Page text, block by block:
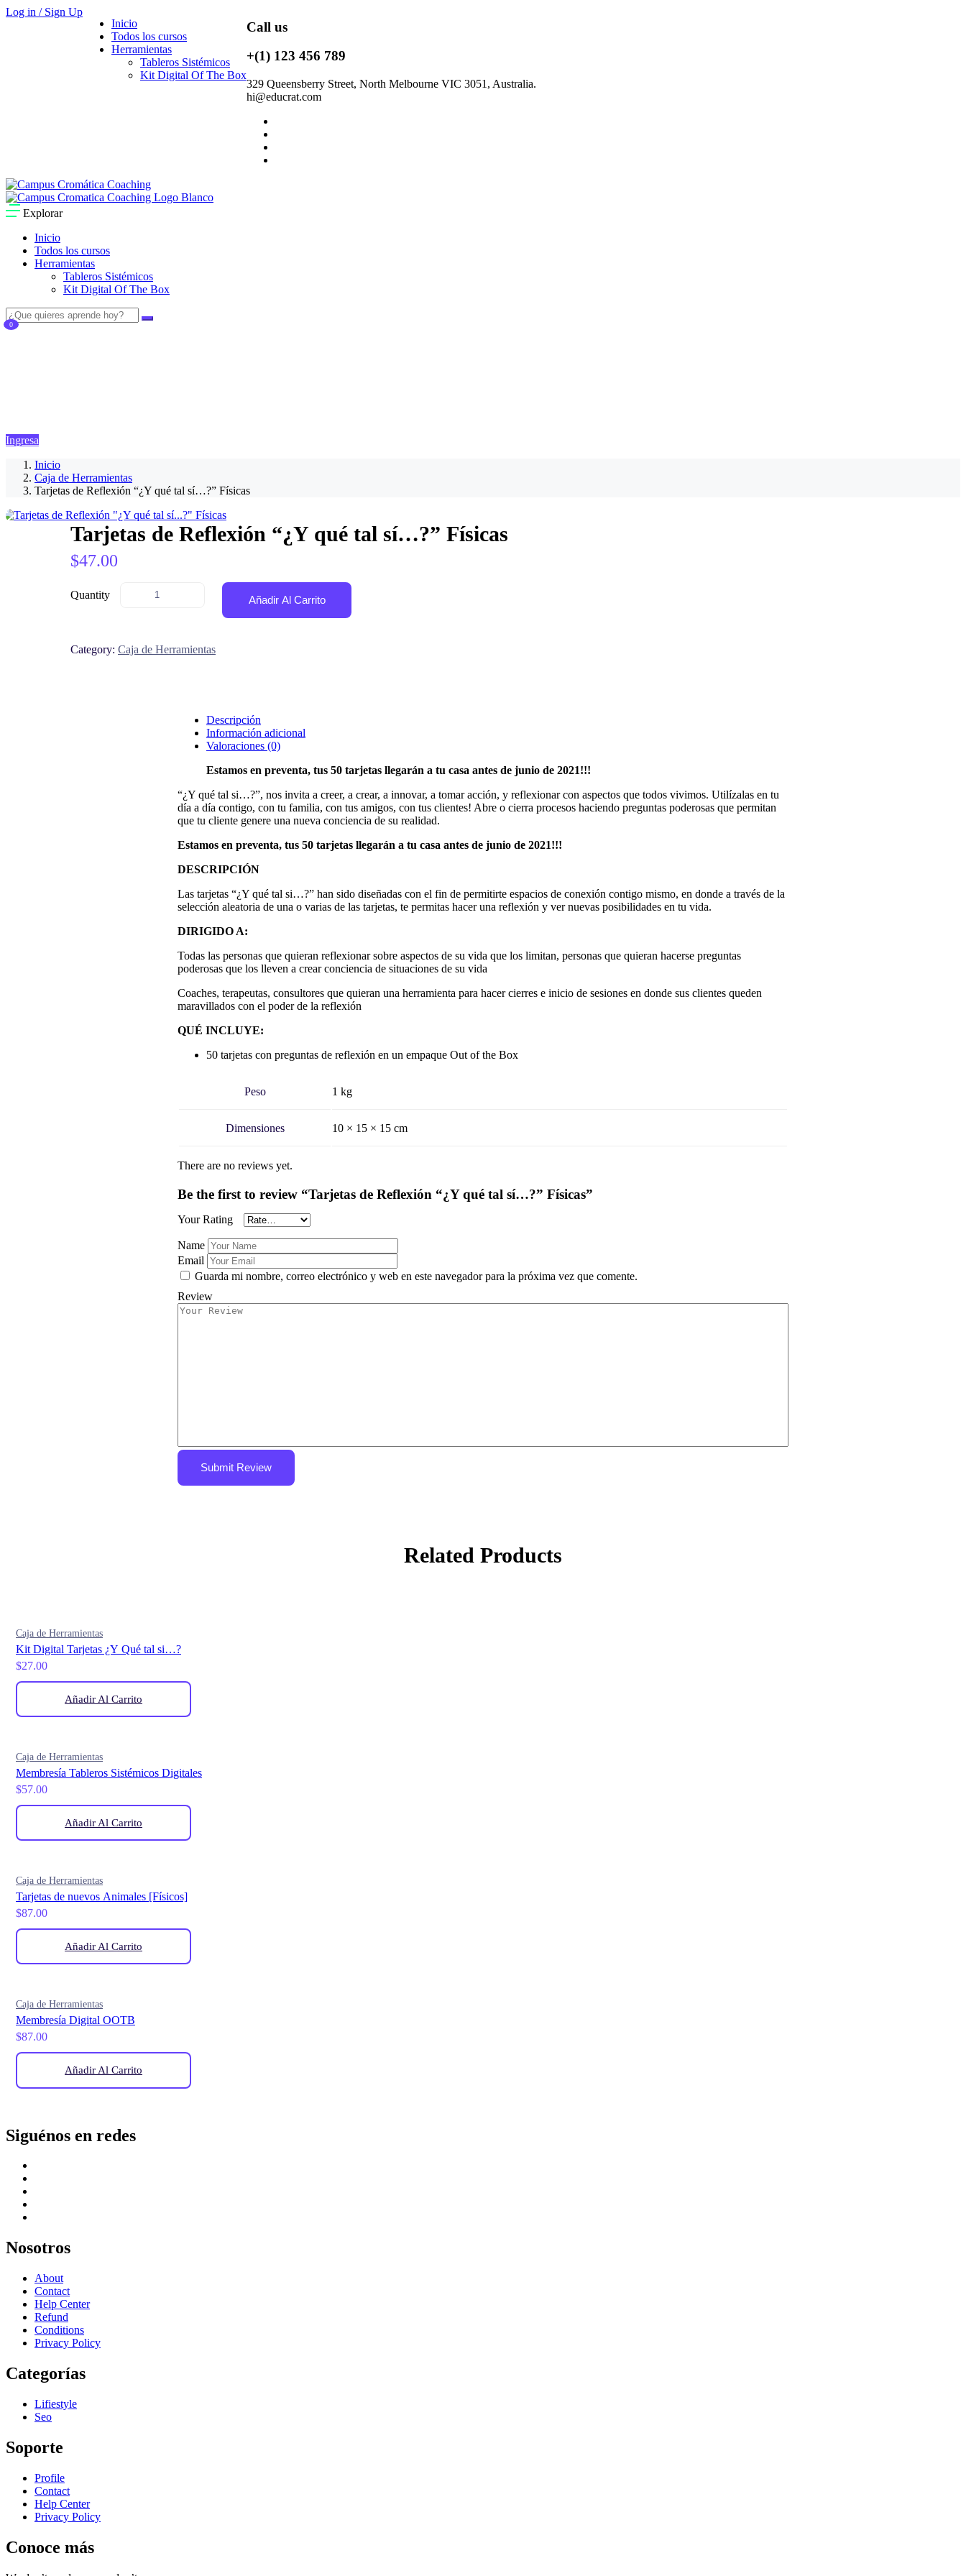
Log in / Sign Up
Inicio
Todos los cursos
Herramientas
Tableros Sistémicos
Kit Digital Of The Box
Call us
+(1) 123 456 789
329 Queensberry Street, North Melbourne VIC 3051, Australia.
hi@educrat.com
Explorar
Inicio
Todos los cursos
Herramientas
Tableros Sistémicos
Kit Digital Of The Box
0
Ingresa
Inicio
Caja de Herramientas
Tarjetas de Reflexión “¿Y qué tal sí…?” Físicas
Tarjetas de Reflexión “¿Y qué tal sí…?” Físicas
$47.00
Quantity Añadir Al Carrito
Category: Caja de Herramientas
Descripción
Información adicional
Valoraciones (0)
Estamos en preventa, tus 50 tarjetas llegarán a tu casa antes de junio de 2021!!!
“¿Y qué tal si…?”, nos invita a creer, a crear, a innovar, a tomar acción, y reflexionar con aspectos que todos vivimos. Utilízalas en tu
día a día contigo, con tu familia, con tus amigos, con tus clientes! Abre o cierra procesos haciendo preguntas poderosas que permitan
que tu cliente genere una nueva conciencia de su realidad.
Estamos en preventa, tus 50 tarjetas llegarán a tu casa antes de junio de 2021!!!
DESCRIPCIÓN
Las tarjetas “¿Y qué tal si…?” han sido diseñadas con el fin de permitirte espacios de conexión contigo mismo, en donde a través de la
selección aleatoria de una o varias de las tarjetas, te permitas hacer una reflexión y ver nuevas posibilidades en tu vida.
DIRIGIDO A:
Todas las personas que quieran reflexionar sobre aspectos de su vida que los limitan, personas que quieran hacerse preguntas
poderosas que los lleven a crear conciencia de situaciones de su vida
Coaches, terapeutas, consultores que quieran una herramienta para hacer cierres e inicio de sesiones en donde sus clientes queden
maravillados con el poder de la reflexión
QUÉ INCLUYE:
50 tarjetas con preguntas de reflexión en un empaque Out of the Box
Peso 1 kg
Dimensiones 10 × 15 × 15 cm
There are no reviews yet.
Be the first to review “Tarjetas de Reflexión “¿Y qué tal sí…?” Físicas”
Your Rating
Name
Email
Guarda mi nombre, correo electrónico y web en este navegador para la próxima vez que comente.
Review
Related Products
Caja de Herramientas
Kit Digital Tarjetas ¿Y Qué tal si…?
$27.00
Añadir Al Carrito
Caja de Herramientas
Membresía Tableros Sistémicos Digitales
$57.00
Añadir Al Carrito
Caja de Herramientas
Tarjetas de nuevos Animales [Físicos]
$87.00
Añadir Al Carrito
Caja de Herramientas
Membresía Digital OOTB
$87.00
Añadir Al Carrito
Siguénos en redes
Nosotros
About
Contact
Help Center
Refund
Conditions
Privacy Policy
Categorías
Lifiestyle
Seo
Soporte
Profile
Contact
Help Center
Privacy Policy
Conoce más